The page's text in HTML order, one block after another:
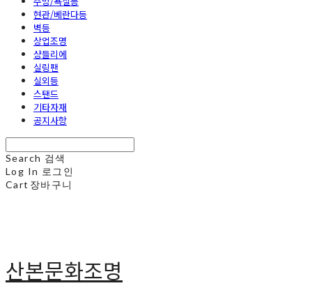
현관/베란다등
벽등
상업조명
샹들리에
실링팬
실외등
스탠드
기타자재
공지사항
Search 검색
Log In 로그인
Cart 장바구니
산본문화조명